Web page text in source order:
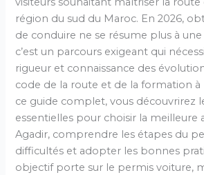
région du sud du Maroc. En 2026,
de conduire ne se résume plus à
c’est un parcours exigeant qui
rigueur et connaissance des
code de la route et de la formation à
ce guide complet, vous découvrirez
essentielles pour choisir la meilleure
Agadir, comprendre les étapes du
difficultés et adopter les bonnes
objectif porte sur le permis voiture,